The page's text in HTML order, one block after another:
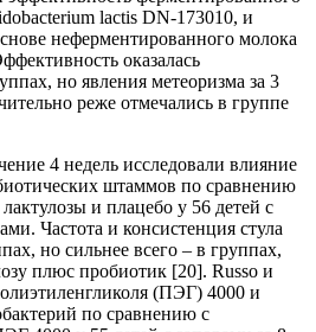
lactis DN-173010, и
неферментированного молока
оказалась
но явления метеоризма за 3
реже отмечались в группе
4 недель исследовали влияние
штаммов по сравнению
и плацебо у 56 детей с
Частота и консистенция стула
но сильнее всего – в группах,
плюс пробиотик [20]. Russo и
(ПЭГ) 4000 и
по сравнению с